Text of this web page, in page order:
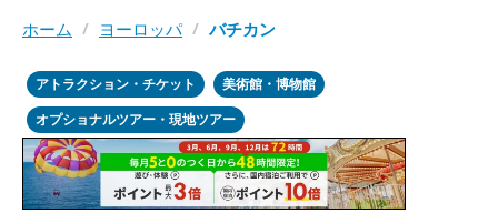
ホーム / ヨーロッパ / バチカン
アトラクション・チケット
美術館・博物館
オプショナルツアー・現地ツアー